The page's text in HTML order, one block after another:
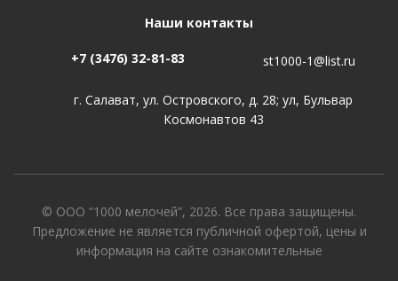
Наши контакты
+7 (3476) 32-81-83 st1000-1@list.ru
г. Салават, ул. Островского, д. 28; ул, Бульвар
Космонавтов 43
© ООО “1000 мелочей”, 2026. Все права защищены.
Предложение не является публичной офертой, цены и
информация на сайте ознакомительные